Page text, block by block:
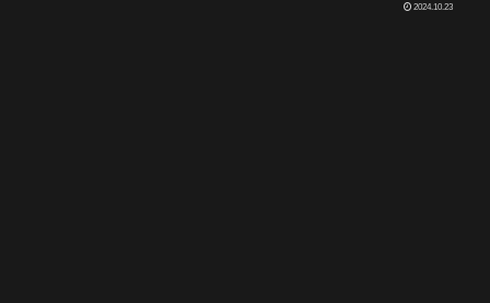
2024.10.23